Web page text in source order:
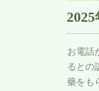
お電話
るとの
藥をも